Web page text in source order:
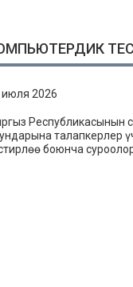
июля 2026
Республикасынын
талапкерлер
боюнча